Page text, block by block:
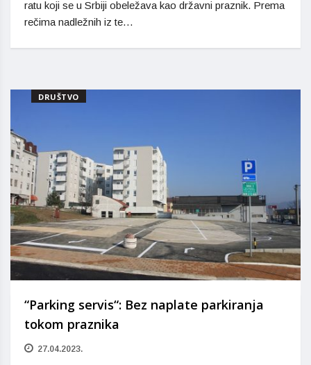
ratu koji se u Srbiji obeležava kao državni praznik. Prema
rečima nadležnih iz te…
DRUŠTVO
“Parking servis“: Bez naplate parkiranja
tokom praznika
27.04.2023.